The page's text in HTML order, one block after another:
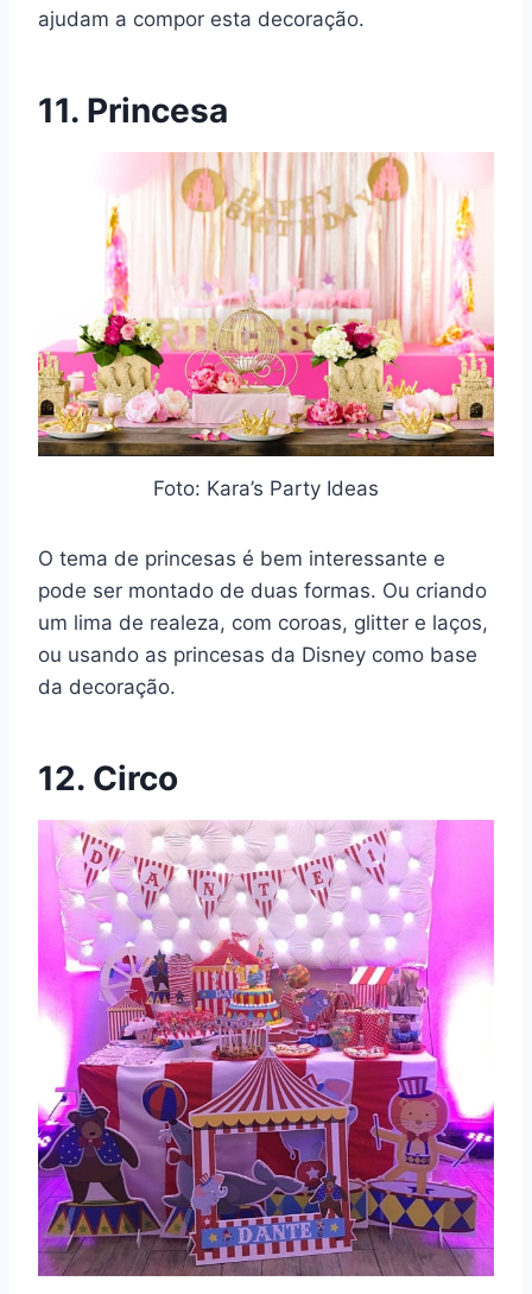
ajudam a compor esta decoração.
11. Princesa
Foto: Kara’s Party Ideas
O tema de princesas é bem interessante e
pode ser montado de duas formas. Ou criando
um lima de realeza, com coroas, glitter e laços,
ou usando as princesas da Disney como base
da decoração.
12. Circo